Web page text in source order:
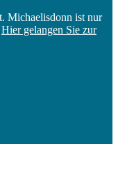
Michaelisdonn ist nur
Hier gelangen Sie zur